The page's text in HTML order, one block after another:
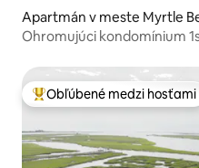
Apartmán v meste Myrtle
Ohromujúci kondomínium
Najobľúbenejšie medzi
Obľúbené medzi hosťami